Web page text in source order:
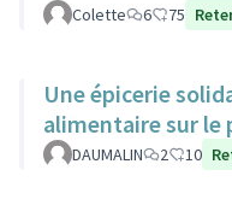
Colette 6 75
Une épicerie
alimentaire sur le
DAUMALIN 2 10